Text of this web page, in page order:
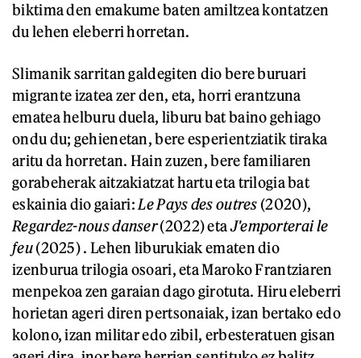
biktima den emakume baten amiltzea kontatzen
du lehen eleberri horretan.
Slimanik sarritan galdegiten dio bere buruari
migrante izatea zer den, eta, horri erantzuna
ematea helburu duela, liburu bat baino gehiago
ondu du; gehienetan, bere esperientziatik tiraka
aritu da horretan. Hain zuzen, bere familiaren
gorabeherak aitzakiatzat hartu eta trilogia bat
eskainia dio gaiari: Le Pays des outres (2020),
Regardez-nous danser(2022) etaJ'emporterai le
feu(2025) . Lehen liburukiak ematen dio
izenburua trilogia osoari, eta Maroko Frantziaren
menpekoa zen garaian dago girotuta. Hiru eleberri
horietan ageri diren pertsonaiak, izan bertako edo
kolono, izan militar edo zibil, erbesteratuen gisan